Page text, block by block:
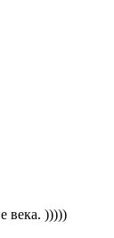
века. )))))